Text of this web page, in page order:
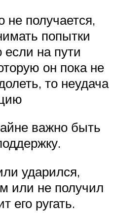
не получается,
попытки
на пути
он пока не
то неудача
важно быть
ударился,
или не получил
его ругать.